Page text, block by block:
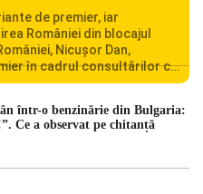
de premier, iar
României din blocajul
Nicușor Dan,
în cadrul consultărilor cu
despre scenariul unui
a două cabinete
noi variante de premier
într-o benzinărie din Bulgaria:
Ce a observat pe chitanță